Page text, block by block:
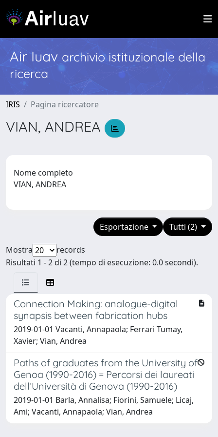
Air Iuav archivio istituzionale della
ricerca
IRIS Pagina ricercatore
VIAN, ANDREA
Nome completo
VIAN, ANDREA
Tutti (2)
Esportazione
Mostra
records
Risultati 1 - 2 di 2 (tempo di esecuzione: 0.0 secondi).
Connection Making: analogue-digital
synapsis between fabrication hubs
2019-01-01 Vacanti, Annapaola; Ferrari Tumay,
Xavier; Vian, Andrea
Paths of graduates from the University of
Genoa (1990-2016) = Percorsi dei laureati
dell’Università di Genova (1990-2016)
2019-01-01 Barla, Annalisa; Fiorini, Samuele; Licaj,
Ami; Vacanti, Annapaola; Vian, Andrea